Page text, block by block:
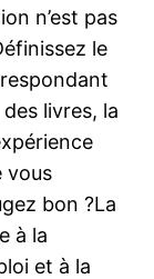
n’est pas
le
livres, la
vous
bon ?La
à la
et à la